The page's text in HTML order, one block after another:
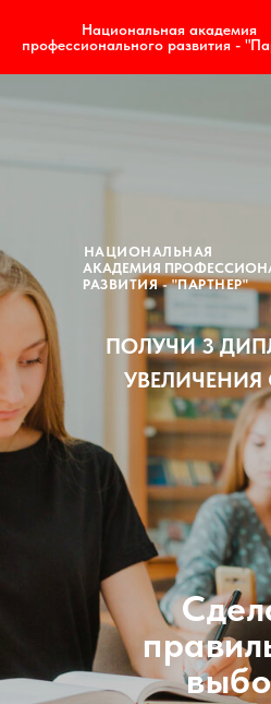
Национальная академия
профессионального развития -
АКАДЕМИЯ
РАЗВИТИЯ - "ПАРТНЕР"
НАЦИОНАЛЬНАЯ
ПОЛУЧИ 3
|